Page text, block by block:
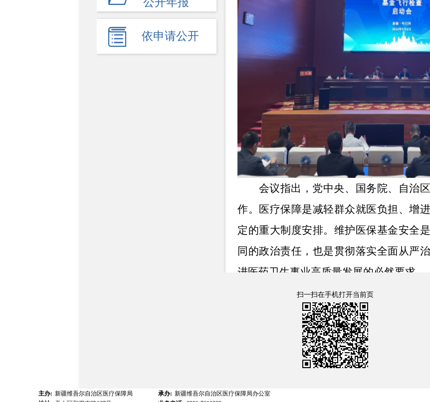
依申请公开
会议指出，党中央、国务院、自治
作。医疗保障是减轻群众就医负担、增
定的重大制度安排。维护医保基金安全
同的政治责任，也是贯彻落实全面从严
进医药卫生事业高质量发展的必然要求。
会议要求，要坚决贯彻落实党中央、
决策部署，自觉践行“两个维护”，在思
央保持高度一致。各有关单位要充分认
义，准确把握今年飞行检查的特点，坚
主体进行监督检查，按照宽严相济原则
扫一扫在手机打开当前页
主办: 新疆维吾尔自治区医疗保障局 承办: 新疆维吾尔自治区医疗保障局办公室